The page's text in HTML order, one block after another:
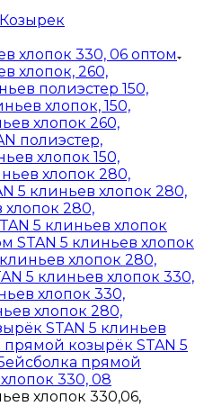
Козырек
хлопок 330, 06 оптом
хлопок, 260,
полиэстер 150,
хлопок, 150,
хлопок 260,
полиэстер,
хлопок 150,
хлопок 280,
5 клиньев хлопок 280,
хлопок 280,
5 клиньев хлопок
STAN 5 клиньев хлопок
хлопок 280,
5 клиньев хлопок 330,
хлопок 330,
хлопок 280,
STAN 5 клиньев
козырёк STAN 5
прямой
330, 08
хлопок 330,06,